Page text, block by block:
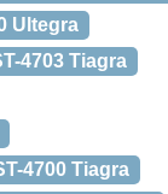
Ultegra
4703 Tiagra
4700 Tiagra